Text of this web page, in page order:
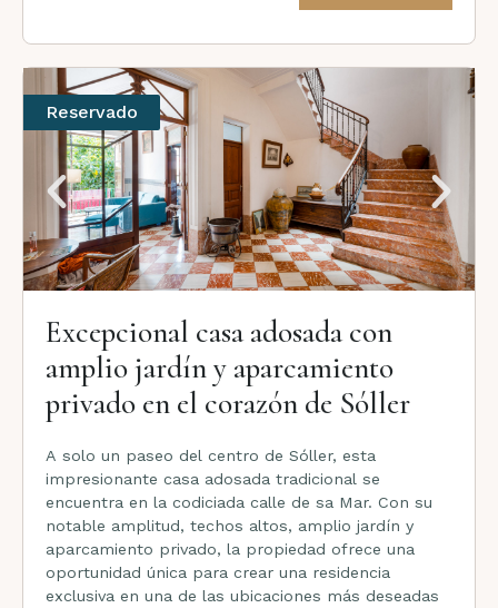
Reservado
Excepcional casa adosada con
amplio jardín y aparcamiento
privado en el corazón de Sóller
A solo un paseo del centro de Sóller, esta
impresionante casa adosada tradicional se
encuentra en la codiciada calle de sa Mar. Con su
notable amplitud, techos altos, amplio jardín y
aparcamiento privado, la propiedad ofrece una
oportunidad única para crear una residencia
exclusiva en una de las ubicaciones más deseadas